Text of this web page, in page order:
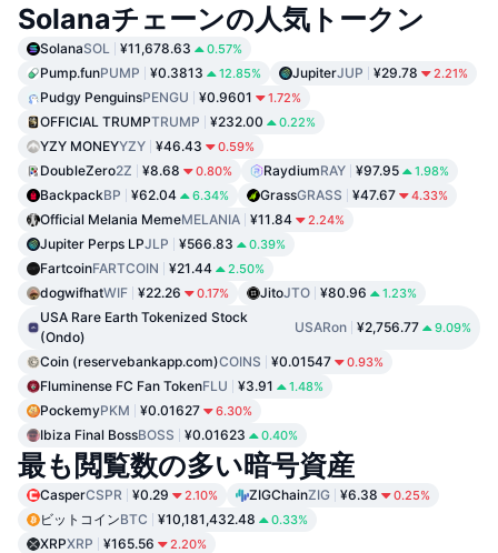
Solanaチェーンの人気トークン
SolanaSOL ¥11,678.63 0.57%
Pump.funPUMP ¥0.3813 12.85% JupiterJUP ¥29.78 2.21%
Pudgy PenguinsPENGU ¥0.9601 1.72%
OFFICIAL TRUMPTRUMP ¥232.00 0.22%
YZY MONEYYZY ¥46.43 0.59%
DoubleZero2Z ¥8.68 0.80% RaydiumRAY ¥97.95 1.98%
BackpackBP ¥62.04 6.34% GrassGRASS ¥47.67 4.33%
Official Melania MemeMELANIA ¥11.84 2.24%
Jupiter Perps LPJLP ¥566.83 0.39%
FartcoinFARTCOIN ¥21.44 2.50%
dogwifhatWIF ¥22.26 0.17% JitoJTO ¥80.96 1.23%
USA Rare Earth Tokenized Stock
(Ondo)
USARon ¥2,756.77 9.09%
Coin (reservebankapp.com)COINS ¥0.01547 0.93%
Fluminense FC Fan TokenFLU ¥3.91 1.48%
PockemyPKM ¥0.01627 6.30%
Ibiza Final BossBOSS ¥0.01623 0.40%
最も閲覧数の多い暗号資産
CasperCSPR ¥0.29 2.10% ZIGChainZIG ¥6.38 0.25%
ビットコインBTC ¥10,181,432.48 0.33%
XRPXRP ¥165.56 2.20%